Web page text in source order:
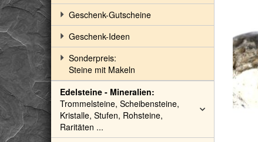
Geschenk-Gutscheine
Geschenk-Ideen
Sonderpreis:
Steine mit Makeln
Edelsteine - Mineralien:
Trommelsteine, Scheibensteine,
Kristalle, Stufen, Rohsteine,
Raritäten ...